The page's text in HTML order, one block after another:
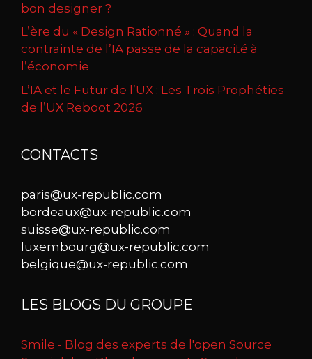
bon designer ?
L’ère du « Design Rationné » : Quand la
contrainte de l’IA passe de la capacité à
l’économie
L’IA et le Futur de l’UX : Les Trois Prophéties
de l’UX Reboot 2026
CONTACTS
paris@ux-republic.com
bordeaux@ux-republic.com
suisse@ux-republic.com
luxembourg@ux-republic.com
belgique@ux-republic.com
LES BLOGS DU GROUPE
Smile - Blog des experts de l'open Source